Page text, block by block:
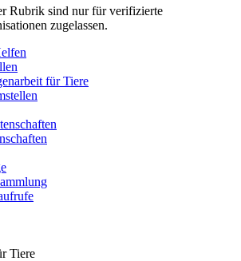
Rubrik sind nur für verifizierte
zugelassen.
für Tiere
Tiere